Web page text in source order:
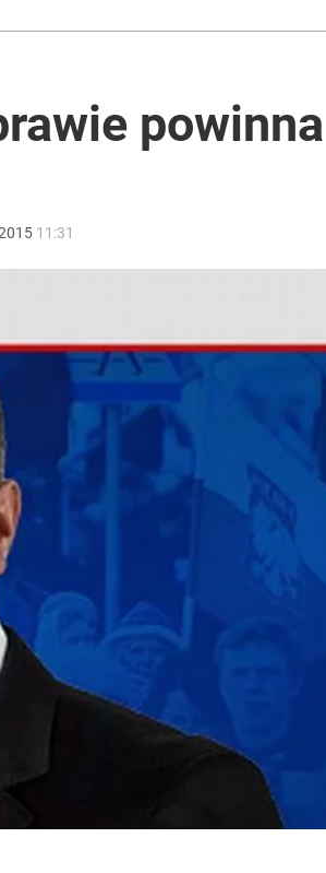
Fascynujące odklejenie
nam go zazdrości”
11:31